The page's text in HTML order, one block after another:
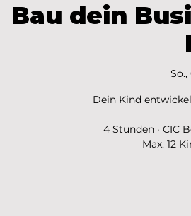
Bau dein
So.,
Dein Kind
4 Stunden · CIC
Max. 12